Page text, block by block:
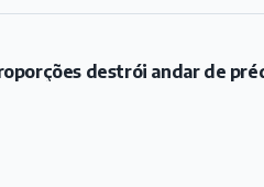
destrói andar de